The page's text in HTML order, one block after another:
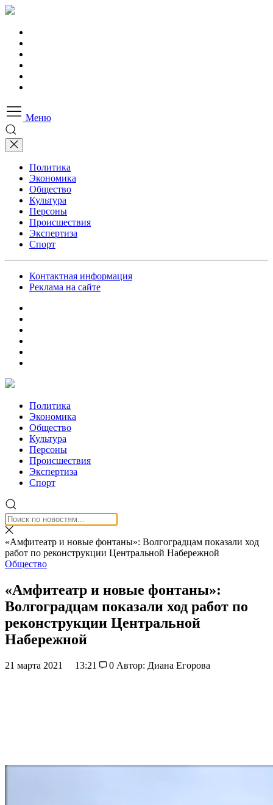
Меню
Политика
Экономика
Общество
Культура
Персоны
Происшествия
Экспертиза
Спорт
Контактная информация
Реклама на сайте
Политика
Экономика
Общество
Культура
Персоны
Происшествия
Экспертиза
Спорт
«Амфитеатр и новые фонтаны»: Волгоградцам показали ход
работ по реконструкции Центральной Набережной
Общество
«Амфитеатр и новые фонтаны»:
Волгоградцам показали ход работ по
реконструкции Центральной
Набережной
21 марта 2021 13:21 0 Автор: Диана Егорова